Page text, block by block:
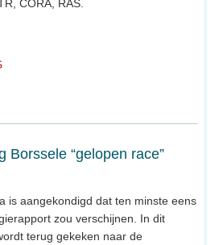
CORA, RAS.
Borssele “gelopen race”
is aangekondigd dat ten minste eens
zou verschijnen. In dit
terug gekeken naar de